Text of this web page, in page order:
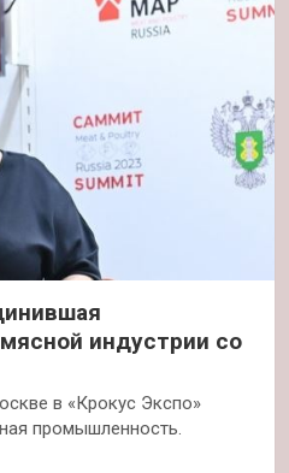
индустрии со
в «Крокус Экспо»
промышленность.